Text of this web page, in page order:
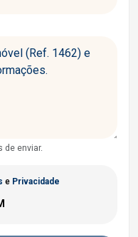
de enviar.
e Privacidade